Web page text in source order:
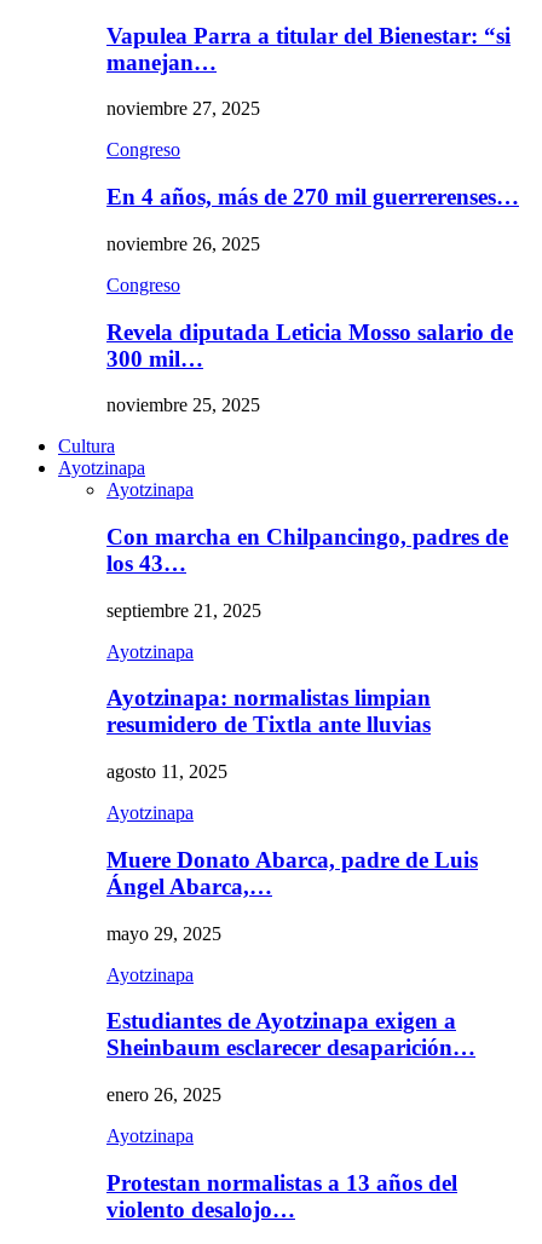
Vapulea Parra a titular del Bienestar: “si
manejan…
noviembre 27, 2025
Congreso
En 4 años, más de 270 mil guerrerenses…
noviembre 26, 2025
Congreso
Revela diputada Leticia Mosso salario de
300 mil…
noviembre 25, 2025
Cultura
Ayotzinapa
Ayotzinapa
Con marcha en Chilpancingo, padres de
los 43…
septiembre 21, 2025
Ayotzinapa
Ayotzinapa: normalistas limpian
resumidero de Tixtla ante lluvias
agosto 11, 2025
Ayotzinapa
Muere Donato Abarca, padre de Luis
Ángel Abarca,…
mayo 29, 2025
Ayotzinapa
Estudiantes de Ayotzinapa exigen a
Sheinbaum esclarecer desaparición…
enero 26, 2025
Ayotzinapa
Protestan normalistas a 13 años del
violento desalojo…